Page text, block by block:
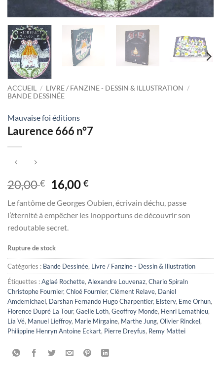
ACCUEIL / LIVRE / FANZINE - DESSIN & ILLUSTRATION /
BANDE DESSINÉE
Mauvaise foi éditions
Laurence 666 n°7
20,00€
Le
prix
initial
était :
20,00 €.
16,00€Le
actuel
est :
Le fantôme de Georges Oubien, écrivain déchu, passe
l’éternité à empêcher les inopportuns de découvrir son
redoutable secret.
Rupture de stock
Catégories : Bande Dessinée, Livre / Fanzine - Dessin & Illustration
Étiquettes :Aglaé Rochette, Alexandre Louvenaz, Chario Spiraln
Christophe Fournier, Chloé Fournier, Clément Relave, Daniel
Amdemichael, Darshan Fernando Hugo Charpentier, Elsterv, Eme Orhun,
Florence Dupré La Tour, Gaelle Loth, Geoffroy Monde, Henri Lemathieu,
Lia Vé, Manuel Lieffroy, Marie Mirgaine, Marthe Jung, Olivier Rinckel,
Philippine Henryn Antoine Eckart, Pierre Dreyfus, Remy Mattei